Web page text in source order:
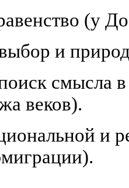
(у
и
смысла
веков).
и